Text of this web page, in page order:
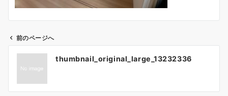
前のページへ
thumbnail_original_large_13232336